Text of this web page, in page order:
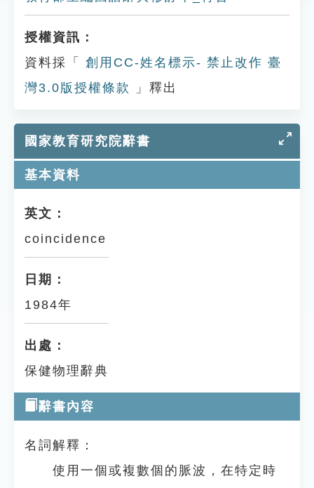
授權資訊：
資料採「
創用CC-姓名標示- 禁止改作 臺
灣3.0版授權條款
」釋出
國家教育研究院辭書
基本資料
英文：
coincidence
日期：
1984年
出處：
保健物理辭典
辭書內容
名詞解釋：
使用一個或複數個的脈波，在特定時